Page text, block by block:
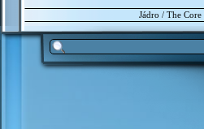
Jádro / The Core